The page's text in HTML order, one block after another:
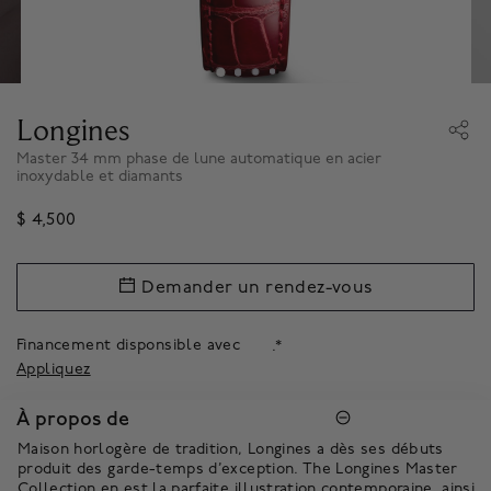
Longines
Master 34 mm phase de lune automatique en acier
inoxydable et diamants
$ 4,500
Financement disponsible avec
.*
Appliquez
Demander un rendez-vous
À propos de
Maison horlogère de tradition, Longines a dès ses débuts
produit des garde-temps d’exception. The Longines Master